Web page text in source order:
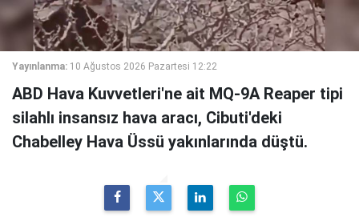
Yayınlanma: 10 Ağustos 2026 Pazartesi 12:22
ABD Hava Kuvvetleri'ne ait MQ-9A Reaper tipi
silahlı insansız hava aracı, Cibuti'deki
Chabelley Hava Üssü yakınlarında düştü.